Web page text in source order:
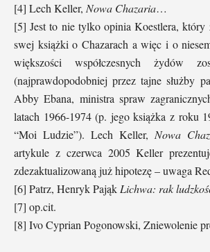
[4] Lech Keller, Nowa Chazaria…
[5] Jest to nie tylko opinia Koestlera, który
swej książki o Chazarach a więc i o
większości współczesnych żydów
(najprawdopodobniej przez tajne służby
Abby Ebana, ministra spraw
latach 1966-1974 (p. jego książka z roku
“Moi Ludzie”). Lech Keller, Nowa
artykule z czerwca 2005 Keller
zdezaktualizowaną już hipotezę – uwaga
[6] Patrz, Henryk PająkLichwa: rak
[7] op.cit.
[8] Ivo Cyprian Pogonowski, Zniewolenie